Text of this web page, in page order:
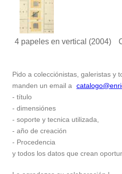
4 papeles en vertical (2004)
Pido a colecciónistas, galeristas y
manden un email a
- título
- dimensiónes
- soporte y tecnica utilizada,
- año de creación
- Procedencia
y todos los datos que crean